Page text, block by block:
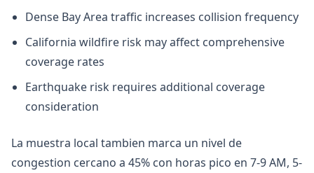
Dense Bay Area traffic increases collision frequency
California wildfire risk may affect comprehensive
coverage rates
Earthquake risk requires additional coverage
consideration
La muestra local tambien marca un nivel de
congestion cercano a 45% con horas pico en 7-9 AM, 5-